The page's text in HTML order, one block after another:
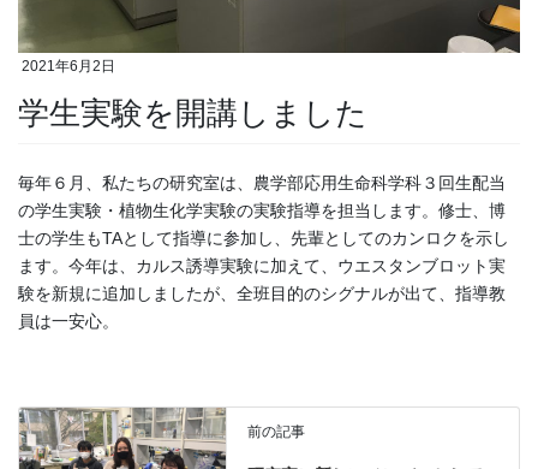
2021年6月2日
学生実験を開講しました
毎年６月、私たちの研究室は、農学部応用生命科学科３回生配当
の学生実験・植物生化学実験の実験指導を担当します。修士、博
士の学生もTAとして指導に参加し、先輩としてのカンロクを示し
ます。今年は、カルス誘導実験に加えて、ウエスタンブロット実
験を新規に追加しましたが、全班目的のシグナルが出て、指導教
員は一安心。
前の記事